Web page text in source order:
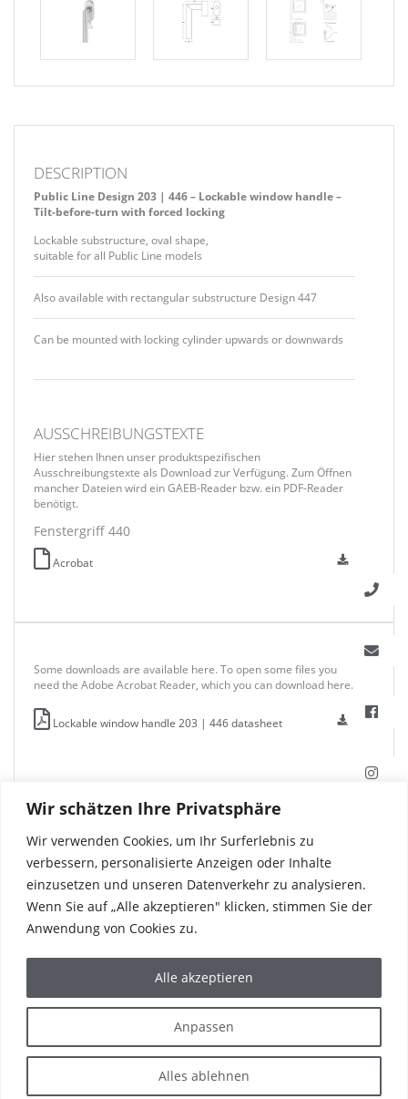
Wir schätzen Ihre Privatsphäre
Wir verwenden Cookies, um Ihr Surferlebnis zu
verbessern, personalisierte Anzeigen oder Inhalte
einzusetzen und unseren Datenverkehr zu analysieren.
Wenn Sie auf „Alle akzeptieren" klicken, stimmen Sie der
Anwendung von Cookies zu.
Anpassen
Alles ablehnen
Alle akzeptieren
DESCRIPTION
Public Line Design 203 | 446 – Lockable window handle –
Tilt-before-turn with forced locking
Lockable substructure, oval shape,
suitable for all Public Line models
Also available with rectangular substructure Design 447
Can be mounted with locking cylinder upwards or downwards
AUSSCHREIBUNGSTEXTE
Hier stehen Ihnen unser produktspezifischen
Ausschreibungstexte als Download zur Verfügung. Zum Öffnen
mancher Dateien wird ein GAEB-Reader bzw. ein PDF-Reader
benötigt.
Fenstergriff 440
Acrobat
Some downloads are available here. To open some files you
need the Adobe Acrobat Reader, which you can download here.
Lockable window handle 203 | 446 datasheet
PRODUCTS
THE WORLD OF HAFI
PRIVACY POLICY